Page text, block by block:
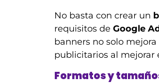
No basta con crear un
requisitos de Google
banners no solo
publicitarios al mejorar
Formatos y